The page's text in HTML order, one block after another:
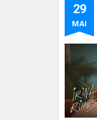
29
MAI